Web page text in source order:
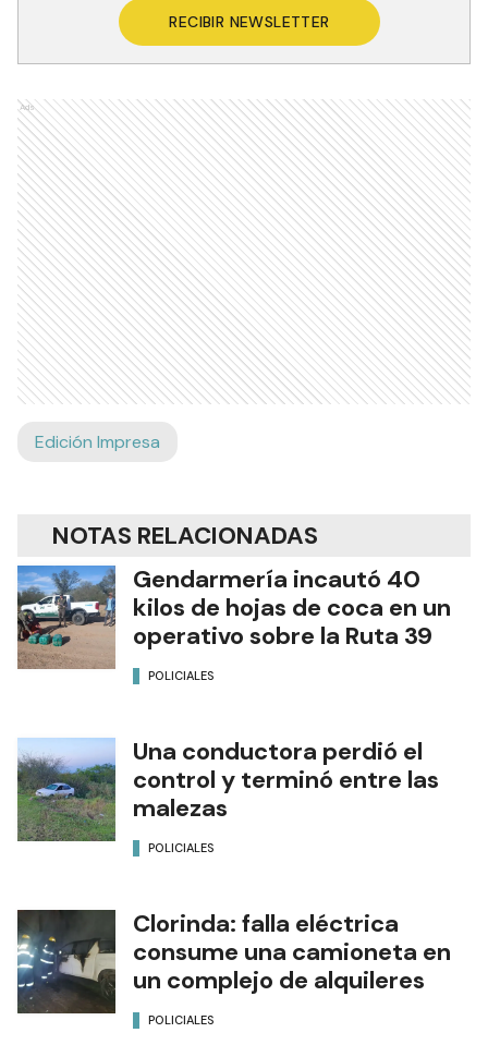
RECIBIR NEWSLETTER
Ads
Edición Impresa
NOTAS RELACIONADAS
Gendarmería incautó 40
kilos de hojas de coca en un
operativo sobre la Ruta 39
POLICIALES
Una conductora perdió el
control y terminó entre las
malezas
POLICIALES
Clorinda: falla eléctrica
consume una camioneta en
un complejo de alquileres
POLICIALES